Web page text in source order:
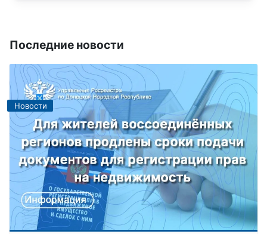
Последние новости
Новости